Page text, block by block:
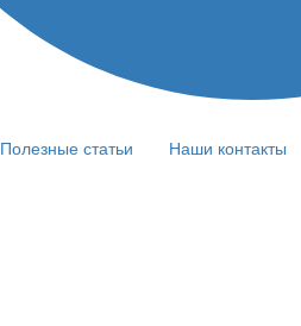
Полезные статьи Наши контакты